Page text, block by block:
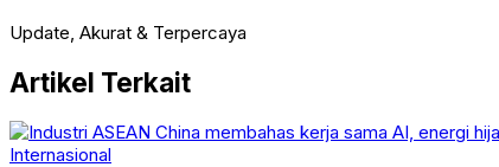
Update, Akurat & Terpercaya
Artikel Terkait
Internasional